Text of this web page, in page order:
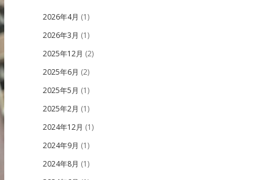
2026年4月 (1)
2026年3月 (1)
2025年12月 (2)
2025年6月 (2)
2025年5月 (1)
2025年2月 (1)
2024年12月 (1)
2024年9月 (1)
2024年8月 (1)